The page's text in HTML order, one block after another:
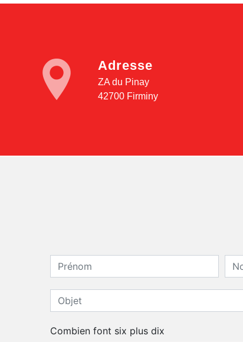
Adresse
ZA du Pinay
42700 Firminy
Combien font six plus dix